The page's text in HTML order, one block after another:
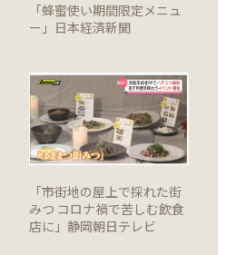
「蜂蜜使い期間限定メニュ
ー」日本経済新聞
「市街地の屋上で採れた街
みつ コロナ禍で苦しむ飲食
店に」静岡朝日テレビ